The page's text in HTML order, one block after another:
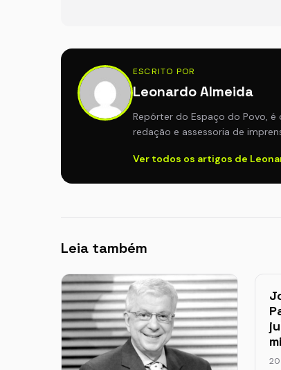
ESCRITO POR
Leonardo Almeida
Repórter do Espaço do Povo,
redação e assessoria de
Ver todos os artigos de
Leia também